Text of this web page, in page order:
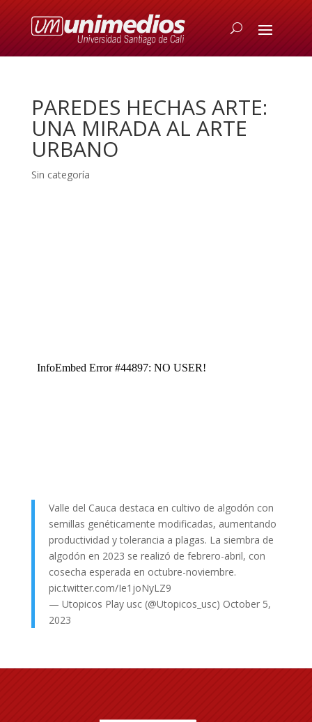
PAREDES HECHAS ARTE:
UNA MIRADA AL ARTE
URBANO
Sin categoría
Valle del Cauca destaca en cultivo de algodón con
semillas genéticamente modificadas, aumentando
productividad y tolerancia a plagas. La siembra de
algodón en 2023 se realizó de febrero-abril, con
cosecha esperada en octubre-noviembre.
pic.twitter.com/Ie1joNyLZ9
— Utopicos Play usc (@Utopicos_usc) October 5,
2023